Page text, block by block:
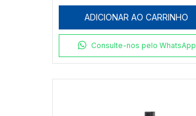
ADICIONAR AO CARRINHO
Consulte-nos pelo WhatsApp